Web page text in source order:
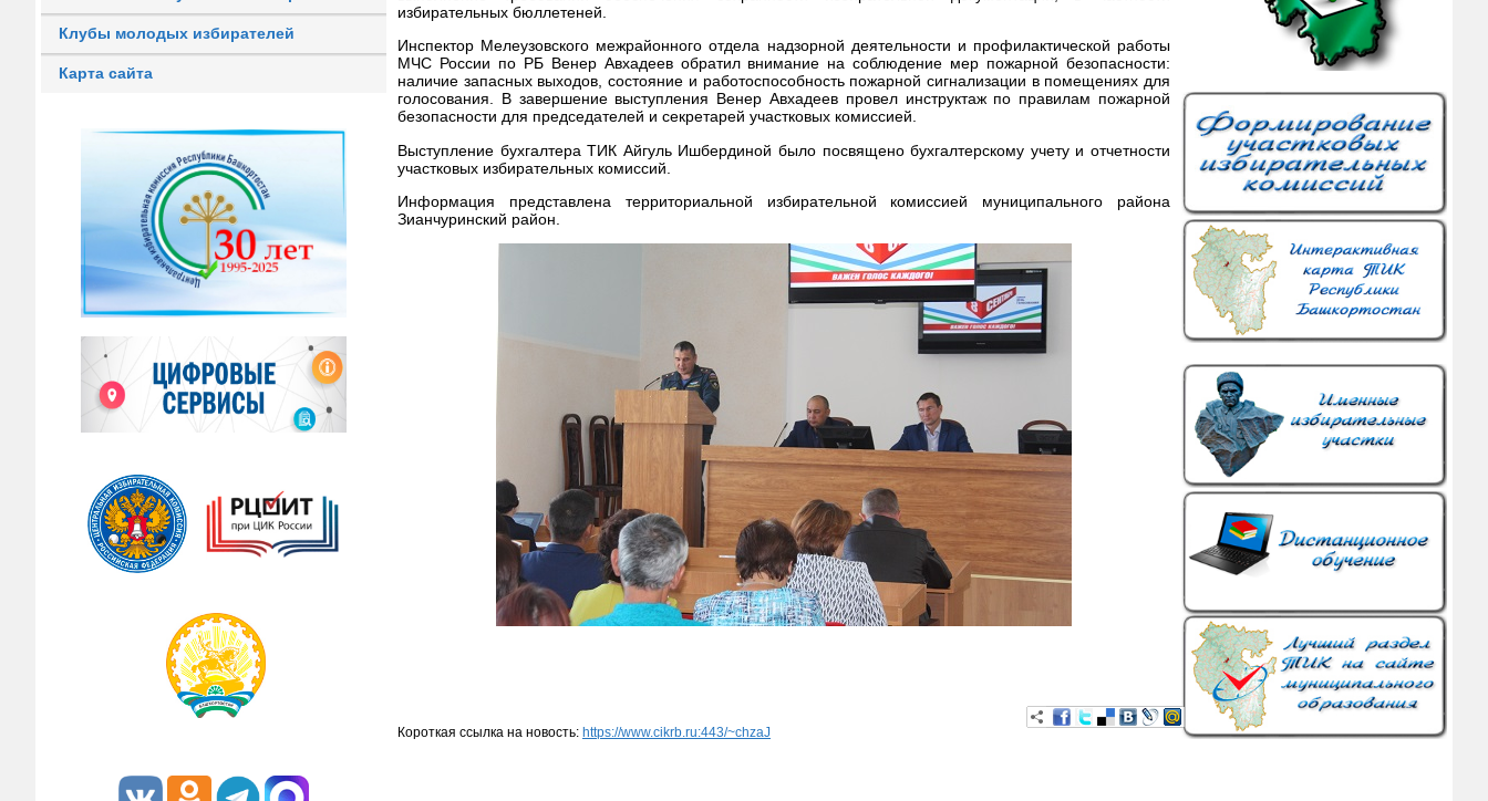
Клубы молодых избирателей
Карта сайта
избирательных бюллетеней.
Инспектор Мелеузовского межрайонного отдела надзорной деятельности и профилактической работы
МЧС России по РБ Венер Авхадеев обратил внимание на соблюдение мер пожарной безопасности:
наличие запасных выходов, состояние и работоспособность пожарной сигнализации в помещениях для
голосования. В завершение выступления Венер Авхадеев провел инструктаж по правилам пожарной
безопасности для председателей и секретарей участковых комиссией.
Выступление бухгалтера ТИК Айгуль Ишбердиной было посвящено бухгалтерскому учету и отчетности
участковых избирательных комиссий.
Информация представлена территориальной избирательной комиссией муниципального района
Зианчуринский район.
Короткая ссылка на новость: https://www.cikrb.ru:443/~chzaJ